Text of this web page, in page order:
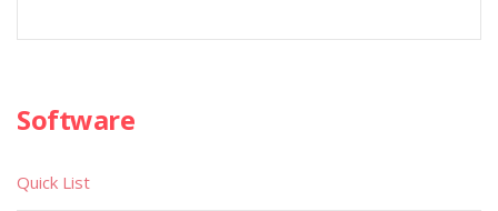
Software
Quick List